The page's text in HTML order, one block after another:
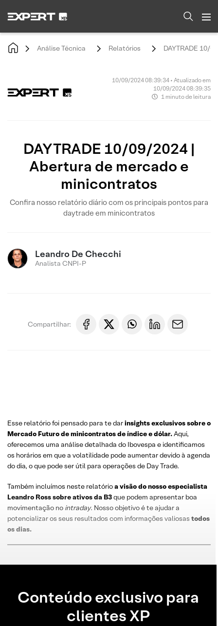
Análise Técnica Relatórios DAYTRADE 10/
10/09/2024 08:39:34 • Atualizado em
10/09/2024 08:39:35
1 minuto de leitura
DAYTRADE 10/09/2024 |
Abertura de mercado e
minicontratos
Confira nosso relatório diário com os principais pontos para
daytrade em minicontratos
Leandro De Checchi
Analista CNPI-P
Compartilhar:
Esse relatório foi pensado para te darinsights exclusivos sobre o
Mercado Futurode minicontratos de índice e dólar.Aqui,
oferecemos uma análise detalhada do Ibovespa e identificamos
os horários em que a volatilidade pode aumentar devido à agenda
do dia, o que pode ser útil para operações de Day Trade.
Também incluímos neste relatórioa visão do nosso especialista
Leandro Rosssobreativos da B3que podem apresentar boa
movimentação no intraday. Nosso objetivo é te ajudar a
potencializar os seus resultados com informações valiosas todos
os dias.
Conteúdo exclusivo para
clientes XP